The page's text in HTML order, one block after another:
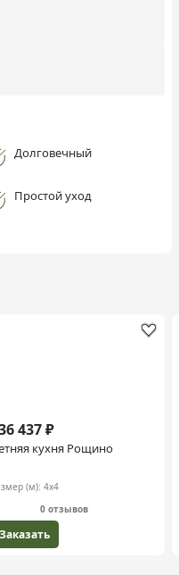
Долговечный
Простой уход
437 ₽
кухня Рощино
(м): 4х4
0 отзывов
Заказать